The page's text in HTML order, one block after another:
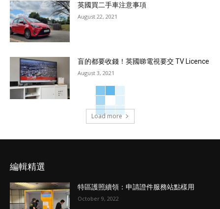
英國買二手車注意事項
August 22, 2021
盲的都要收錢！英國睇電視要交 TV Licence
August 3, 2021
Load more
編輯精選
特區護照續領：申請證件服務站點樣用
October 9, 2022